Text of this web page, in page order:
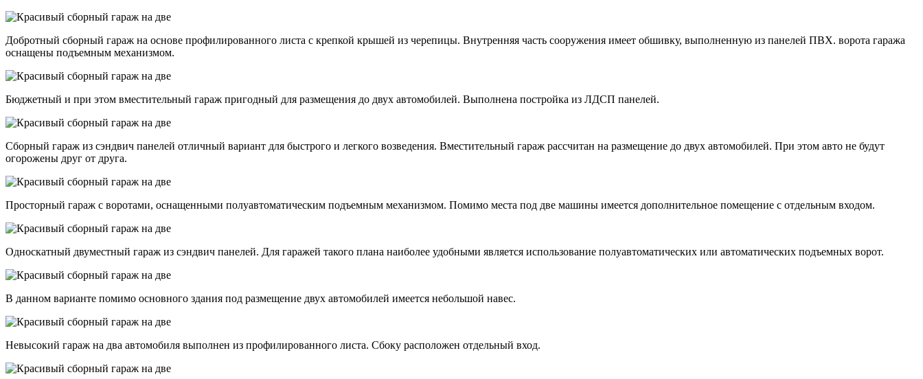
Добротный сборный гараж на основе профилированного листа с крепкой крышей из черепицы. Внутренняя часть сооружения имеет обшивку, выполненную из панелей ПВХ. ворота гаража
оснащены подъемным механизмом.
Бюджетный и при этом вместительный гараж пригодный для размещения до двух автомобилей. Выполнена постройка из ЛДСП панелей.
Сборный гараж из сэндвич панелей отличный вариант для быстрого и легкого возведения. Вместительный гараж рассчитан на размещение до двух автомобилей. При этом авто не будут
огорожены друг от друга.
Просторный гараж с воротами, оснащенными полуавтоматическим подъемным механизмом. Помимо места под две машины имеется дополнительное помещение с отдельным входом.
Односкатный двуместный гараж из сэндвич панелей. Для гаражей такого плана наиболее удобными является использование полуавтоматических или автоматических подъемных ворот.
В данном варианте помимо основного здания под размещение двух автомобилей имеется небольшой навес.
Невысокий гараж на два автомобиля выполнен из профилированного листа. Сбоку расположен отдельный вход.